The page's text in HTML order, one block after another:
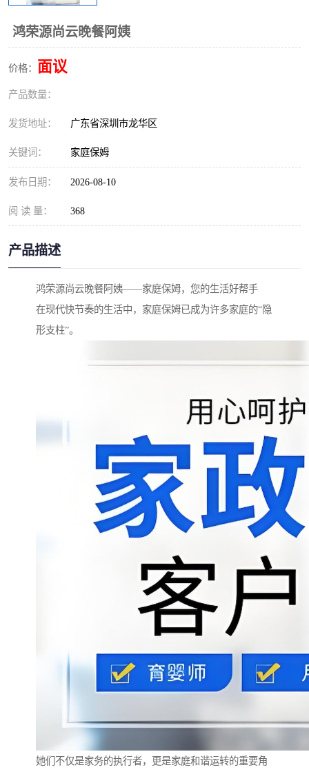
鸿荣源尚云晚餐阿姨
价格： 面议
产品数量：
发货地址： 广东省深圳市龙华区
关键词： 家庭保姆
发布日期： 2026-08-10
阅 读 量： 368
产品描述
鸿荣源尚云晚餐阿姨——家庭保姆，您的生活好帮手
在现代快节奏的生活中，家庭保姆已成为许多家庭的“隐
形支柱”。
她们不仅是家务的执行者，更是家庭和谐运转的重要角